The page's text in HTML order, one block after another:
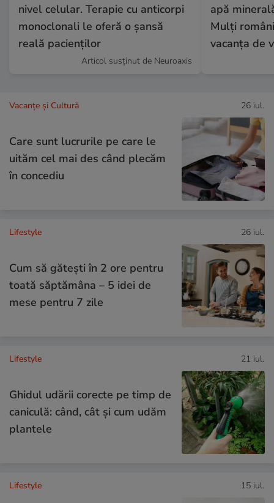
nivel celular. Terapie cu anticorpi
monoclonali le oferă o șansă
reală pacienților
Articol susținut de Neuroaxis
apă
Mulți
vacanța de
Vacanțe și Cultură 26 iul.
Care sunt lucrurile pe care le
uităm cel mai des când plecăm
în concediu
Lifestyle 26 iul.
Cum să gătești în 2 ore pentru
toată săptămâna – 5 idei de
mese pentru 7 zile
Lifestyle 21 iul.
Ghidul udării corecte pe timp de
caniculă: când, cât şi cum udăm
plantele
Lifestyle 15 iul.